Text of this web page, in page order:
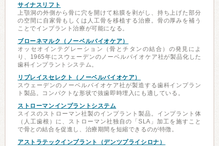
サイナスリフト
上顎洞の外側から骨に穴を開けて粘膜を剥がし、持ち上げた部分
の空間に自家骨もしくは人工骨を移植する治療。骨の厚みを補う
ことでインプラント治療が可能になる。
ブローネマルク（ノーベルバイオケア）
オッセオインテグレーション（骨とチタンの結合）の発見によ
り、1965年にスウェーデンのノーベルバイオケア社が製品化した
歯科インプラントシステム。
リプレイスセレクト（ノーベルバイオケア）
スウェーデンのノーベルバイオケア社が製造する歯科インプラン
ト製品。コンパクトな形状で抜歯即時埋入にも適している。
ストローマンインプラントシステム
スイスのストローマン社製のインプラント製品。インプラント体
（人工歯根）に、ストローマン社独自の「SLA」加工を施すこと
で骨との結合を促進し、治療期間を短縮できるのが特徴。
アストラテックインプラント（デンツプライシロナ）